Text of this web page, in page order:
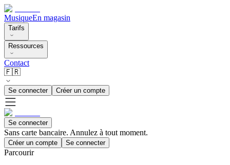
MusiqueEn magasin
Tarifs
Ressources
Contact
🇫🇷
Se connecter Créer un compte
Se connecter
Sans carte bancaire. Annulez à tout moment.
Créer un compte Se connecter
Parcourir